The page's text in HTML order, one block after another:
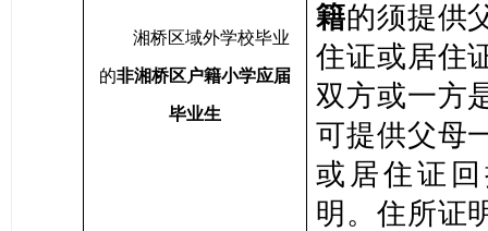
湘桥区域外学校毕业
的非湘桥区户籍小学应届
毕业生
籍的须提供
住证或居住
双方或一方
可提供父母
或居住证
明。住所证